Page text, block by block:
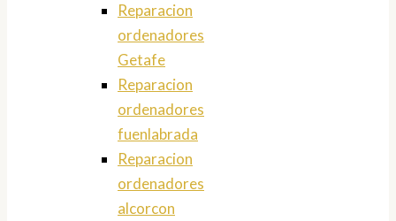
Reparacion
ordenadores
Getafe
Reparacion
ordenadores
fuenlabrada
Reparacion
ordenadores
alcorcon